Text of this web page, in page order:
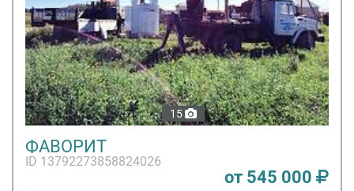
15
ФАВОРИТ
ID 13792273858824026
от 545 000